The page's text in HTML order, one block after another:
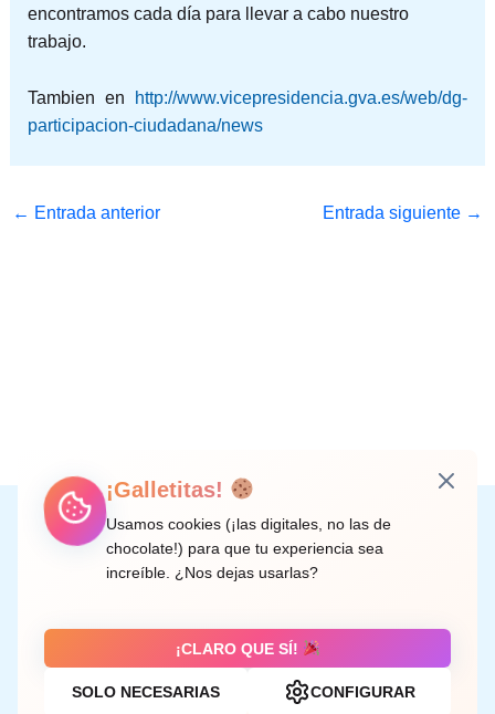
encontramos cada día para llevar a cabo nuestro
trabajo.
Tambien en http://www.vicepresidencia.gva.es/web/dg-
participacion-ciudadana/news
← Entrada anterior Entrada siguiente →
Instagram
Facebook
X LinkedIn
Correo electrónico
C/ Doctor Rodríguez de la Fuente, 8 València
Aviso legal
¡Galletitas!
Usamos cookies (¡las digitales, no las de
chocolate!) para que tu experiencia sea
increíble. ¿Nos dejas usarlas?
¡CLARO QUE SÍ!
SOLO NECESARIAS CONFIGURAR